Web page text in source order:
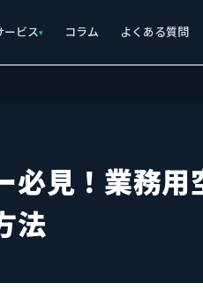
ービス コラム よくある質問
必見！業務
法